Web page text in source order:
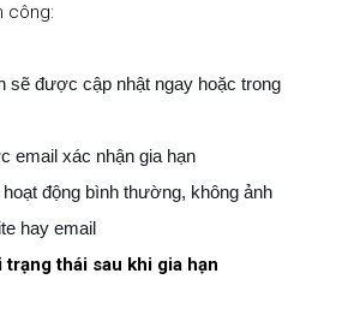
công:
sẽ được cập nhật ngay hoặc trong
email xác nhận gia hạn
động bình thường, không ảnh
hay email
trạng thái sau khi gia hạn